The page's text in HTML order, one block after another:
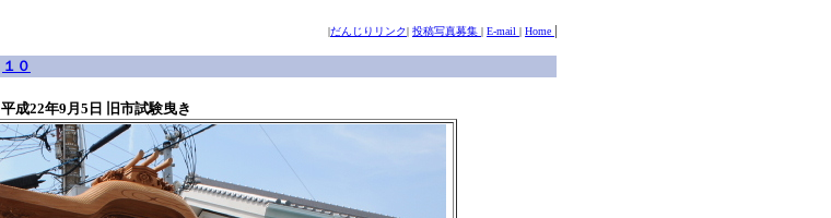
|だんじりリンク| 投稿写真募集 | E-mail | Home |
１０
平成22年9月5日 旧市試験曳き